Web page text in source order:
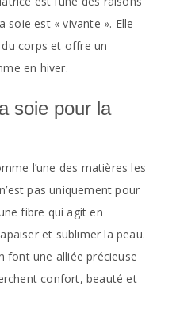
soie est « vivante ». Elle
corps et offre un
en hiver.
soie pour la
l’une des matières les
pas uniquement pour
fibre qui agit en
et sublimer la peau.
font une alliée précieuse
confort, beauté et